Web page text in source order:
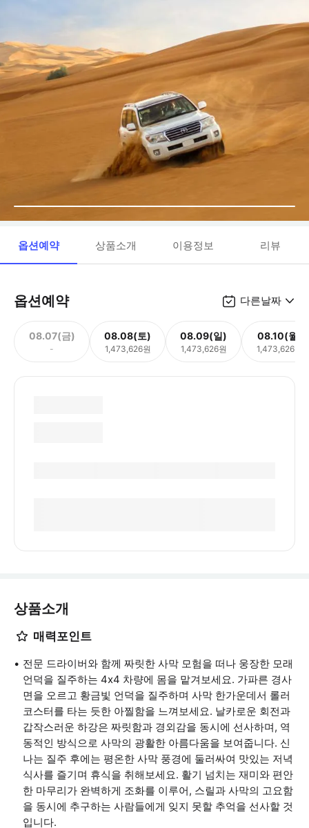
옵션예약 상품소개 이용정보 리뷰
옵션예약 다른날짜
08.07(금)
-
08.08(토)
1,473,626원
08.09(일)
1,473,626원
08.10(월)
1,473,626원
상품소개
매력포인트
전문 드라이버와 함께 짜릿한 사막 모험을 떠나 웅장한 모래
언덕을 질주하는 4x4 차량에 몸을 맡겨보세요. 가파른 경사
면을 오르고 황금빛 언덕을 질주하며 사막 한가운데서 롤러
코스터를 타는 듯한 아찔함을 느껴보세요. 날카로운 회전과
갑작스러운 하강은 짜릿함과 경외감을 동시에 선사하며, 역
동적인 방식으로 사막의 광활한 아름다움을 보여줍니다. 신
나는 질주 후에는 평온한 사막 풍경에 둘러싸여 맛있는 저녁
식사를 즐기며 휴식을 취해보세요. 활기 넘치는 재미와 편안
한 마무리가 완벽하게 조화를 이루어, 스릴과 사막의 고요함
을 동시에 추구하는 사람들에게 잊지 못할 추억을 선사할 것
입니다.